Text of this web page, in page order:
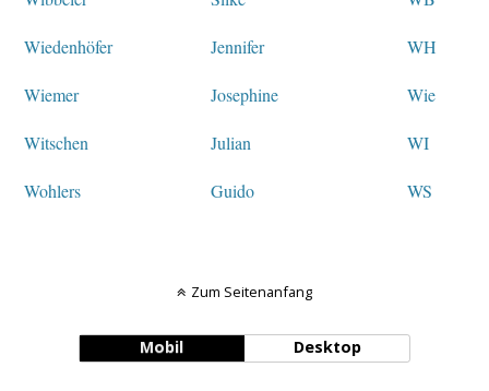
Wiedenhöfer Jennifer WH
Wiemer Josephine Wie
Witschen Julian WI
Wohlers Guido WS
Zum Seitenanfang
Mobil Desktop